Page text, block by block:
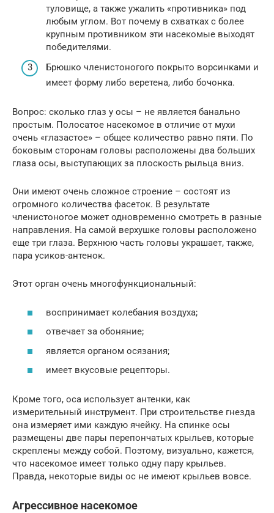
туловище, а также ужалить «противника» под
любым углом. Вот почему в схватках с более
крупным противником эти насекомые выходят
победителями.
Брюшко членистоногого покрыто ворсинками и
имеет форму либо веретена, либо бочонка.
Вопрос: сколько глаз у осы – не является банально
простым. Полосатое насекомое в отличие от мухи
очень «глазастое» – общее количество равно пяти. По
боковым сторонам головы расположены два больших
глаза осы, выступающих за плоскость рыльца вниз.
Они имеют очень сложное строение – состоят из
огромного количества фасеток. В результате
членистоногое может одновременно смотреть в разные
направления. На самой верхушке головы расположено
еще три глаза. Верхнюю часть головы украшает, также,
пара усиков-антенок.
Этот орган очень многофункциональный:
воспринимает колебания воздуха;
отвечает за обоняние;
является органом осязания;
имеет вкусовые рецепторы.
Кроме того, оса использует антенки, как
измерительный инструмент. При строительстве гнезда
она измеряет ими каждую ячейку. На спинке осы
размещены две пары перепончатых крыльев, которые
скреплены между собой. Поэтому, визуально, кажется,
что насекомое имеет только одну пару крыльев.
Правда, некоторые виды ос не имеют крыльев вовсе.
Агрессивное насекомое